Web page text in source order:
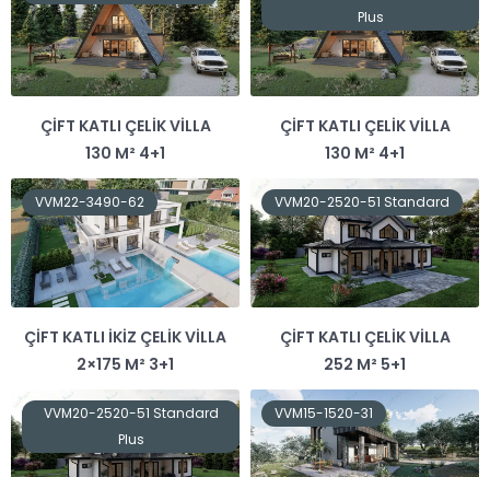
ÇIFT KATLI ÇELIK VILLA
130 M² 4+1
Plus
ÇIFT KATLI ÇELIK VILLA
130 M² 4+1
VVM22-3490-62
ÇIFT KATLI İKIZ ÇELIK VILLA
2×175 M² 3+1
VVM20-2520-51 Standard
ÇIFT KATLI ÇELIK VILLA
252 M² 5+1
VVM20-2520-51 Standard
Plus
VVM15-1520-31